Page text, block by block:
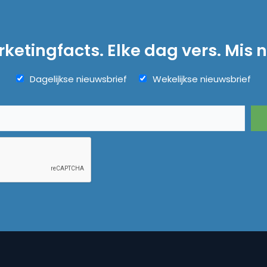
Elke dag vers. Mis
Dagelijkse nieuwsbrief Wekelijkse nieuwsbrief